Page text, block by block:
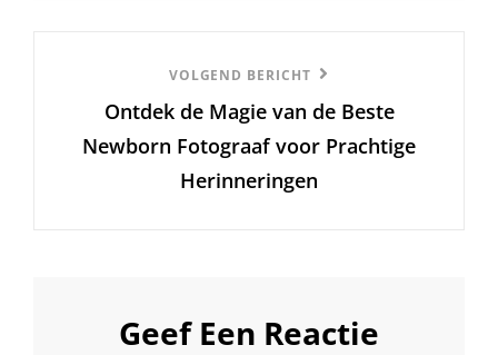
Bericht
VOLGEND BERICHT
Ontdek de Magie van de Beste
Newborn Fotograaf voor Prachtige
Herinneringen
Geef Een Reactie